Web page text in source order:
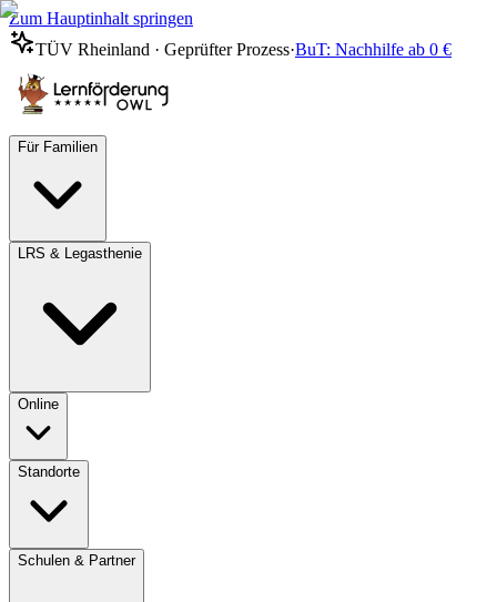
Zum Hauptinhalt springen
TÜV Rheinland · Geprüfter Prozess·BuT: Nachhilfe ab 0 €
Für Familien
LRS & Legasthenie
Online
Standorte
Schulen & Partner